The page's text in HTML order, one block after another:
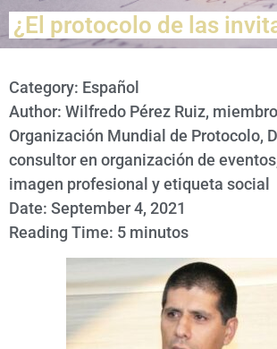
¿El protocolo de las
Category: Español
Author: Wilfredo Pérez Ruiz,
Organización Mundial de Protocolo,
consultor en organización de
imagen profesional y etiqueta social
Date: September 4, 2021
Reading Time: 5 minutos